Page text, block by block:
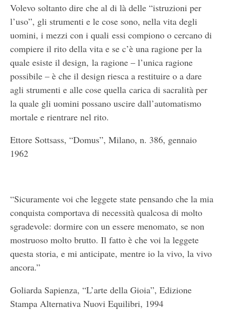
Volevo soltanto dire che al di là delle “istruzioni per
l’uso”, gli strumenti e le cose sono, nella vita degli
uomini, i mezzi con i quali essi compiono o cercano di
compiere il rito della vita e se c’è una ragione per la
quale esiste il design, la ragione – l’unica ragione
possibile – è che il design riesca a restituire o a dare
agli strumenti e alle cose quella carica di sacralità per
la quale gli uomini possano uscire dall’automatismo
mortale e rientrare nel rito.
Ettore Sottsass, “Domus”, Milano, n. 386, gennaio
1962
“Sicuramente voi che leggete state pensando che la mia
conquista comportava di necessità qualcosa di molto
sgradevole: dormire con un essere menomato, se non
mostruoso molto brutto. Il fatto è che voi la leggete
questa storia, e mi anticipate, mentre io la vivo, la vivo
ancora.”
Goliarda Sapienza, “L’arte della Gioia”, Edizione
Stampa Alternativa Nuovi Equilibri, 1994